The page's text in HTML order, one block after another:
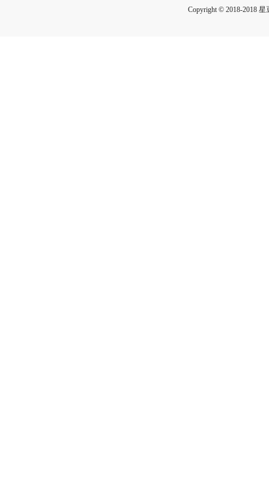
Copyright © 2018-2018